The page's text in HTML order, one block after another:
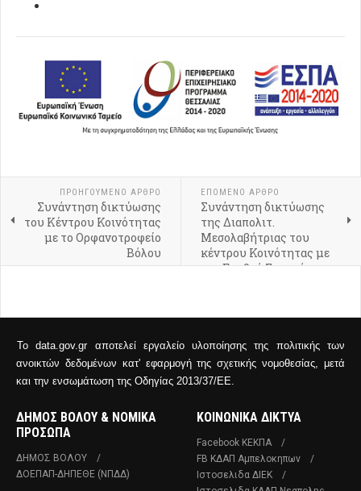
ΠΡΟΗΓΟΎΜΕΝΟ ΆΡΘΡΟ
Συνάντηση δικτύωσης
του Κέντρου Κοινότητας
με το Ορφανοτροφείο
Βόλου
ΕΠΌΜΕΝΟ ΆΡΘΡΟ
Συνάντηση δικτύωσης
της Διαπολιτ.
Μεσολαβήτριας του
κέντρου Κοινότητας με
τον Ερυθρό Σταυρό
Το data.gov.gr αποτελεί εργαλείο υλοποίησης της πολιτικής των
ανοικτών δεδομένων κατ' εφαρμογή της σχετικής νομοθεσίας, μετά
και την ενσωμάτωση της Οδηγίας 2013/37/ΕΕ.
ΔΗΜΟΣ ΒΟΛΟΥ & ΝΟΜΙΚΑ
ΠΡΟΣΩΠΑ
ΔΗΜΟΣ ΒΟΛΟΥ
ΔΟΕΠΑΠ-ΔΗΠΕΘΕ (ΝΠΔΔ)
ΚΟΙΝΩΝΙΚΑ ΔΙΚΤΥΑ
Facebook ΚΕΚΠΑ
FB ΚΔΑΠ Αμπελοκηπων
Ιστοσελιδα ΔΙΕΚ